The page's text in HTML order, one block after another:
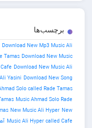
برچسب‌ها
Mane Download New Mp3
Solo Rade Tamas Download New
Ali Hyper Cafe Download New
Music Ali Yasini Download New
Song Ahmad Solo called Rade
Rade Tamas Music Ahmad Solo
Rade Tamas New Music Ali Hyper
Music Ali Hyper called آهنگ احمد